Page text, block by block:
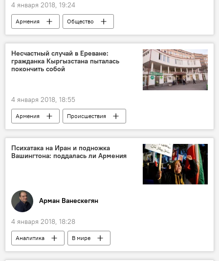
4 января 2018, 19:24
Армения
Общество
Новый 2018 год и Рождество
Несчастный случай в Ереване:
гражданка Кыргызстана пыталась
покончить собой
4 января 2018, 18:55
Армения
Происшествия
Происшествия и инциденты в Ереване
Психатака на Иран и подножка
Вашингтона: поддалась ли Армения
Арман Ванескегян
4 января 2018, 18:28
Аналитика В мире